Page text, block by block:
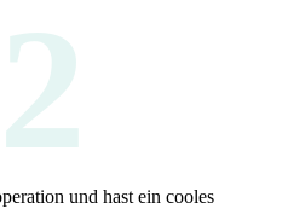
und hast ein cooles